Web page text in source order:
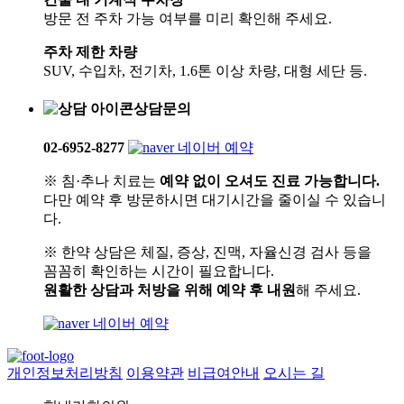
방문 전 주차 가능 여부를 미리 확인해 주세요.
주차 제한 차량
SUV, 수입차, 전기차, 1.6톤 이상 차량, 대형 세단 등.
상담문의
02-6952-8277 네이버 예약
※ 침·추나 치료는 예약 없이 오셔도 진료 가능합니다.
다만 예약 후 방문하시면 대기시간을 줄이실 수 있습니
다.
※ 한약 상담은 체질, 증상, 진맥, 자율신경 검사 등을
꼼꼼히 확인하는 시간이 필요합니다.
원활한 상담과 처방을 위해 예약 후 내원해 주세요.
네이버 예약
개인정보처리방침 이용약관 비급여안내 오시는 길